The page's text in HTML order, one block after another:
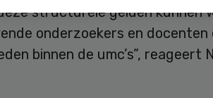
structurele gelden kunnen
onderzoekers en
binnen de umc’s”,